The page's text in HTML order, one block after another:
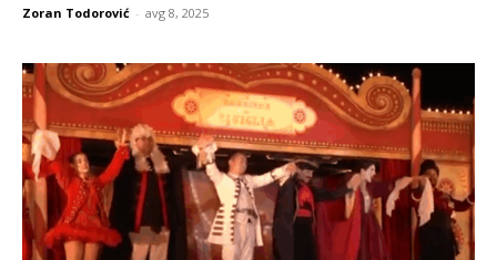
Zoran Todorović - avg 8, 2025